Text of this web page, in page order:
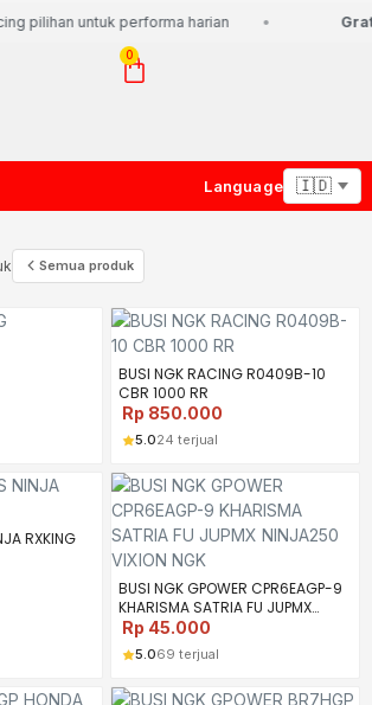
pilihan untuk performa harian
0
Language
Semua produk
BUSI NGK RACING R0409B-10
CBR 1000 RR
Rp 850.000
5.024 terjual
RXKING
BUSI NGK GPOWER CPR6EAGP-9
KHARISMA SATRIA FU JUPMX
NINJA250 VIXION NGK
Rp 45.000
5.069 terjual